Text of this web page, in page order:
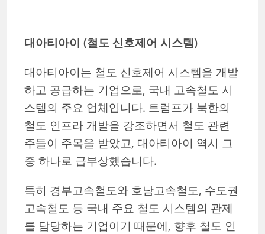
대아티아이 (철도 신호제어 시스템)
대아티아이는 철도 신호제어 시스템을 개발
하고 공급하는 기업으로, 국내 고속철도 시
스템의 주요 업체입니다. 트럼프가 북한의
철도 인프라 개발을 강조하면서 철도 관련
주들이 주목을 받았고, 대아티아이 역시 그
중 하나로 급부상했습니다.
특히 경부고속철도와 호남고속철도, 수도권
고속철도 등 국내 주요 철도 시스템의 관제
를 담당하는 기업이기 때문에, 향후 철도 인